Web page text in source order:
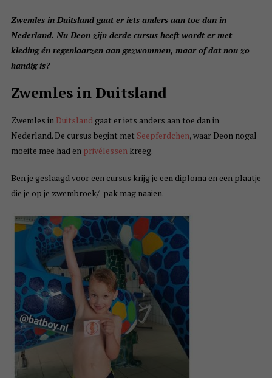
Zwemles in Duitsland gaat er iets anders aan toe dan in
Nederland. Nu Deon zijn derde cursus heeft wordt er met
kleding én regenlaarzen aan gezwommen, maar of dat nou zo
handig is?
Zwemles in Duitsland
Zwemles in Duitslandgaat er iets anders aan toe dan in
Nederland. De cursus begint met Seepferdchen, waar Deon nogal
moeite mee had en privélessenkreeg.
Ben je geslaagd voor een cursus krijg je een diploma en een plaatje
die je op je zwembroek/-pak mag naaien.